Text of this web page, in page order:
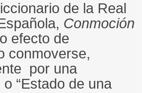
de la Real
Conmoción
efecto de
conmoverse,
por una
o “Estado de una